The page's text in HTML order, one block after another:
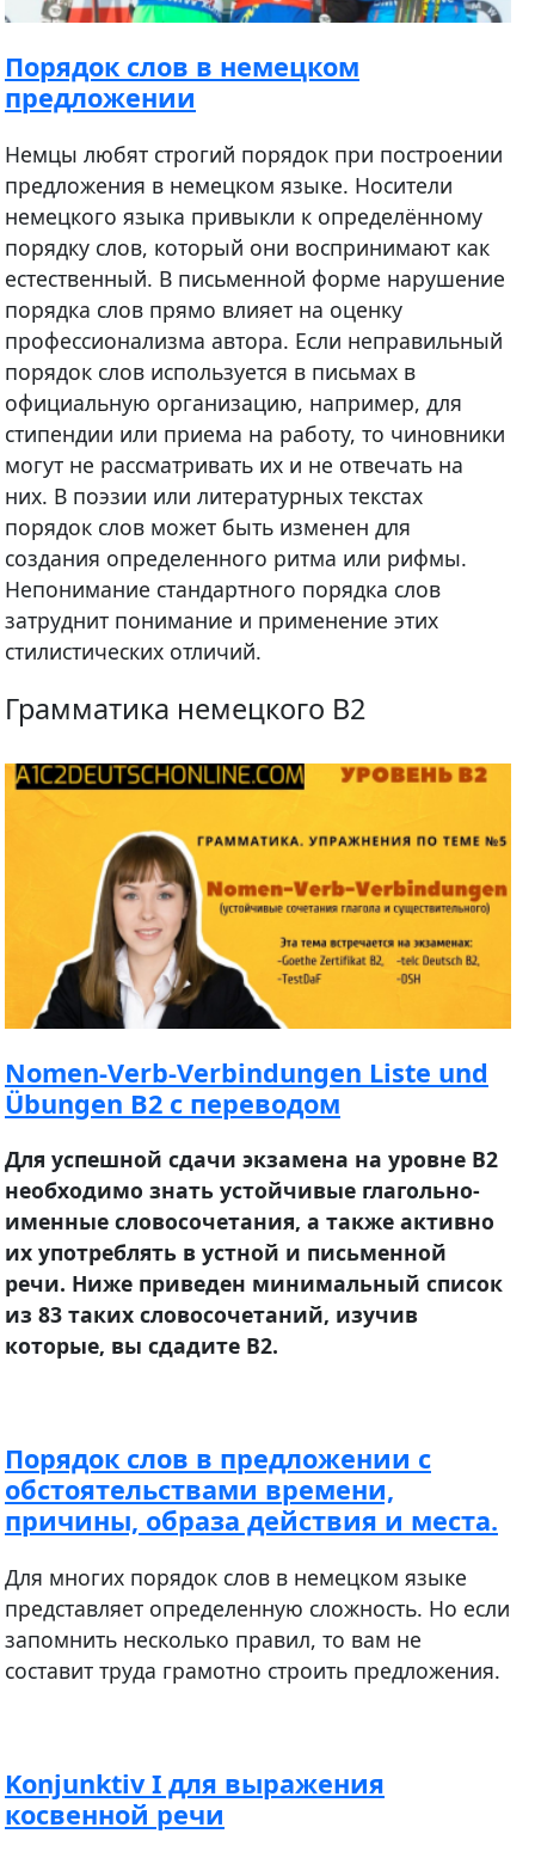
Порядок слов в немецком
предложении
Немцы любят строгий порядок при построении
предложения в немецком языке. Носители
немецкого языка привыкли к определённому
порядку слов, который они воспринимают как
естественный. В письменной форме нарушение
порядка слов прямо влияет на оценку
профессионализма автора. Если неправильный
порядок слов используется в письмах в
официальную организацию, например, для
стипендии или приема на работу, то чиновники
могут не рассматривать их и не отвечать на
них. В поэзии или литературных текстах
порядок слов может быть изменен для
создания определенного ритма или рифмы.
Непонимание стандартного порядка слов
затруднит понимание и применение этих
стилистических отличий.
Грамматика немецкого B2
Nomen-Verb-Verbindungen Liste und
Übungen B2 с переводом
Для успешной сдачи экзамена на уровне В2
необходимо знать устойчивые глагольно-
именные словосочетания, а также активно
их употреблять в устной и письменной
речи. Ниже приведен минимальный список
из 83 таких словосочетаний, изучив
которые, вы сдадите В2.
Порядок слов в предложении с
обстоятельствами времени,
причины, образа действия и места.
Для многих порядок слов в немецком языке
представляет определенную сложность. Но если
запомнить несколько правил, то вам не
составит труда грамотно строить предложения.
Konjunktiv I для выражения
косвенной речи